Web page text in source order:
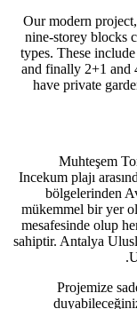
Our modern
nine-storey blocks
types. These
and finally 2+1 and
have private
Muhteşem
Incekum plajı
bölgelerinden
mükemmel bir yer
mesafesinde olup
sahiptir. Antalya
Projemize